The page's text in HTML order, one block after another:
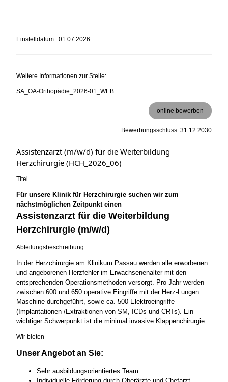
Einstelldatum: 01.07.2026
Weitere Informationen zur Stelle:
SA_OA-Orthopädie_2026-01_WEB
online bewerben
Bewerbungsschluss: 31.12.2030
Assistenzarzt (m/w/d) für die Weiterbildung
Herzchirurgie (HCH_2026_06)
Titel
Für unsere Klinik für Herzchirurgie suchen wir zum
nächstmöglichen Zeitpunkt einen
Assistenzarzt für die Weiterbildung
Herzchirurgie (m/w/d)
Abteilungsbeschreibung
In der Herzchirurgie am Klinikum Passau werden alle erworbenen
und angeborenen Herzfehler im Erwachsenenalter mit den
entsprechenden Operationsmethoden versorgt. Pro Jahr werden
zwischen 600 und 650 operative Eingriffe mit der Herz-Lungen
Maschine durchgeführt, sowie ca. 500 Elektroeingriffe
(Implantationen /Extraktionen von SM, ICDs und CRTs). Ein
wichtiger Schwerpunkt ist die minimal invasive Klappenchirurgie.
Wir bieten
Unser Angebot an Sie:
Sehr ausbildungsorientiertes Team